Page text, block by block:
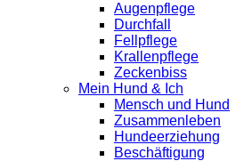
Augenpflege
Durchfall
Fellpflege
Krallenpflege
Zeckenbiss
Mein Hund & Ich
Mensch und Hund
Zusammenleben
Hundeerziehung
Beschäftigung